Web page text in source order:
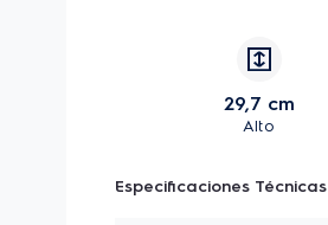
29,7 cm
Alto
Especificaciones Técnicas